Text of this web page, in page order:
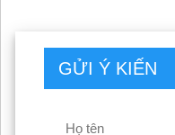
GỬI Ý KIẾN